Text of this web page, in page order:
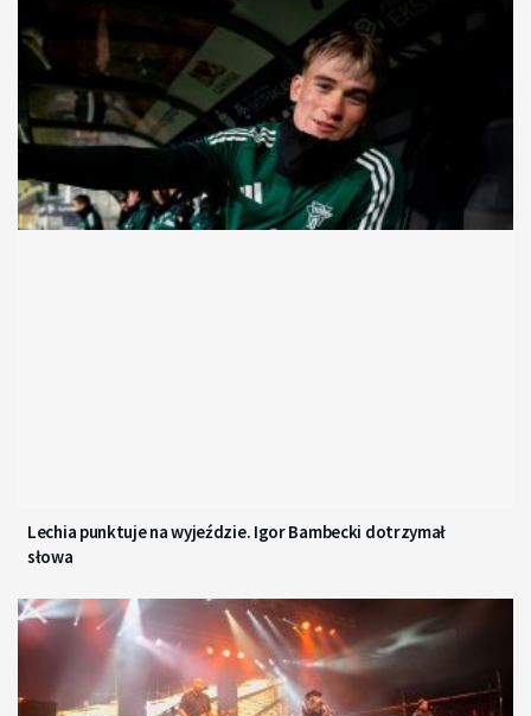
Lechia punktuje na wyjeździe. Igor Bambecki dotrzymał
słowa